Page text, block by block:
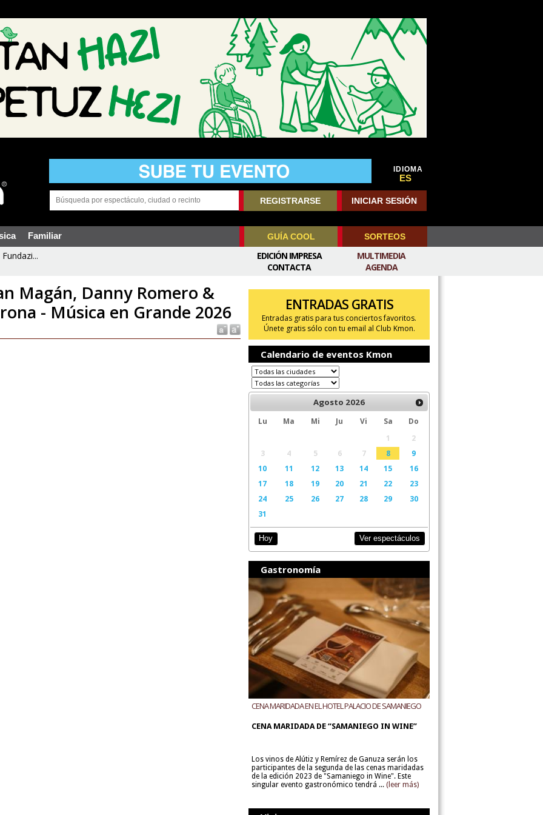
IDIOMA
ES
REGISTRARSE INICIAR SESIÓN
Familiar GUÍA COOL SORTEOS
MULTIMEDIA
AGENDA
EDICIÓN IMPRESA
CONTACTA
Magán, Danny Romero &
- Música en Grande 2026
ENTRADAS GRATIS
Entradas gratis para tus conciertos favoritos.
Únete gratis sólo con tu email al Club Kmon.
Calendario de eventos Kmon
Agosto 2026
Lu Ma Mi Ju Vi Sa
Do
1
2
3
4 5 6 7 8
9
10
11 12 13 14 15
16
17
18 19 20 21 22
23
24
25 26 27 28 29
30
31
Hoy Ver espectáculos
Gastronomía
CENA MARIDADA EN EL HOTEL PALACIO DE SAMANIEGO
CENA MARIDADA DE “SAMANIEGO IN WINE”
Los vinos de Alútiz y Remírez de Ganuza serán los
participantes de la segunda de las cenas maridadas
de la edición 2023 de "Samaniego in Wine". Este
singular evento gastronómico tendrá ... (leer más)